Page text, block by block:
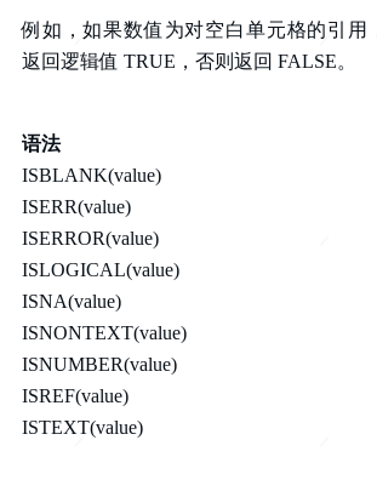
例如，如果数值为对空白单元格的引用
返回逻辑值 TRUE，否则返回 FALSE。
语法
ISBLANK(value)
ISERR(value)
ISERROR(value)
ISLOGICAL(value)
ISNA(value)
ISNONTEXT(value)
ISNUMBER(value)
ISREF(value)
ISTEXT(value)